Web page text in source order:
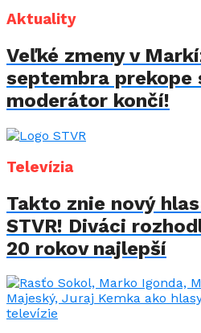
Aktuality
Veľké zmeny v
septembra prekope
moderátor končí!
Televízia
Takto znie nový
STVR! Diváci
20 rokov najlepší